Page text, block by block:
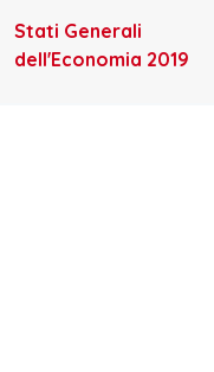
Stati Generali
dell'Economia 2019